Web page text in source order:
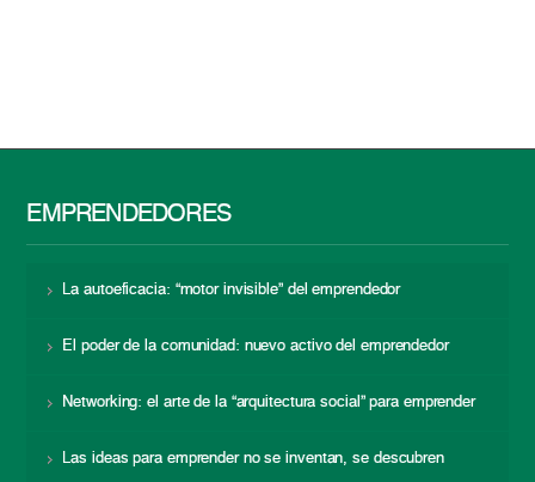
EMPRENDEDORES
La autoeficacia: “motor invisible” del emprendedor
El poder de la comunidad: nuevo activo del emprendedor
Networking: el arte de la “arquitectura social” para emprender
Las ideas para emprender no se inventan, se descubren